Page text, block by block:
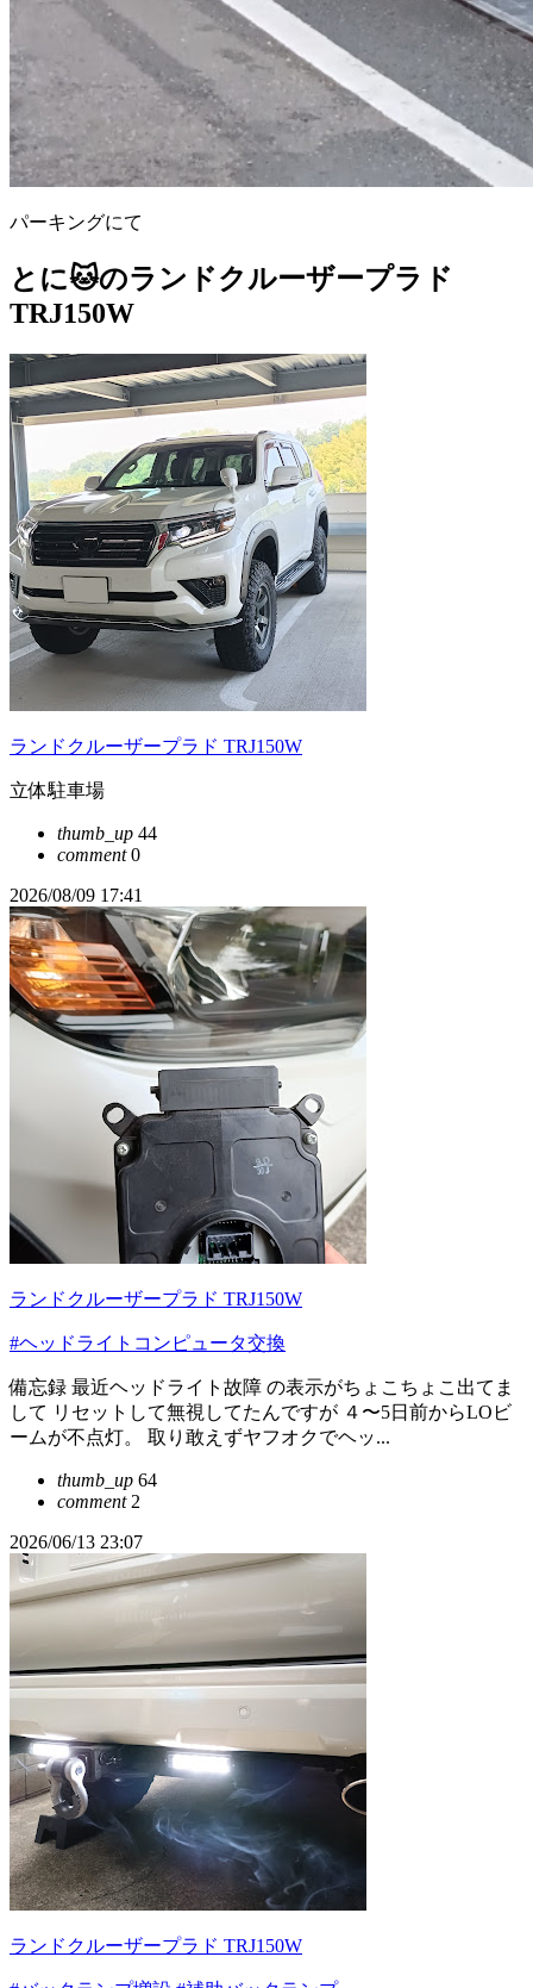
パーキングにて
とに🐱のランドクルーザープラド
TRJ150W
ランドクルーザープラド TRJ150W
立体駐車場
thumb_up 44
comment0
2026/08/09 17:41
ランドクルーザープラド TRJ150W
#ヘッドライトコンピュータ交換
備忘録 最近ヘッドライト故障 の表示がちょこちょこ出てま
して リセットして無視してたんですが ４〜5日前からLOビ
ームが不点灯。 取り敢えずヤフオクでヘッ...
thumb_up 64
comment2
2026/06/13 23:07
ランドクルーザープラド TRJ150W